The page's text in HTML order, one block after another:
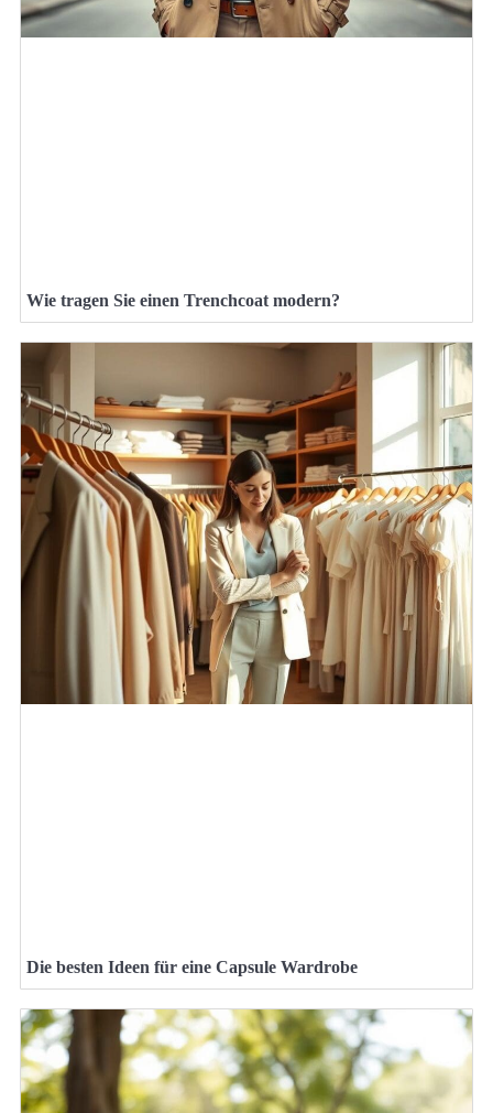
Wie tragen Sie einen Trenchcoat modern?
Die besten Ideen für eine Capsule Wardrobe